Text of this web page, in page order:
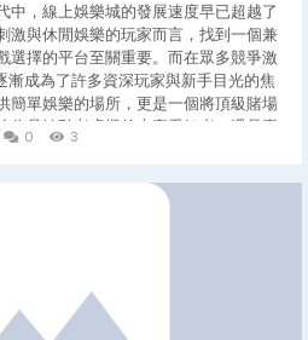
中，線上娛樂城的發展速度早已超越了
激與休閒娛樂的玩家而言，找到一個兼
選擇的平台至關重要。而在眾多競爭激
成為了許多資深玩家與新手目光的焦
簡單娛樂的場所，更是一個將頂級賭場
你是轉動老虎機的忠實愛好者，還是喜
者，這裡都能夠滿足你對於高品質娛
是否成功的核心要素。GameQueen
。這種身歷其境的感受，讓許多無法經
能在家中或是任何行動裝置上，隨時隨
。...
0 3